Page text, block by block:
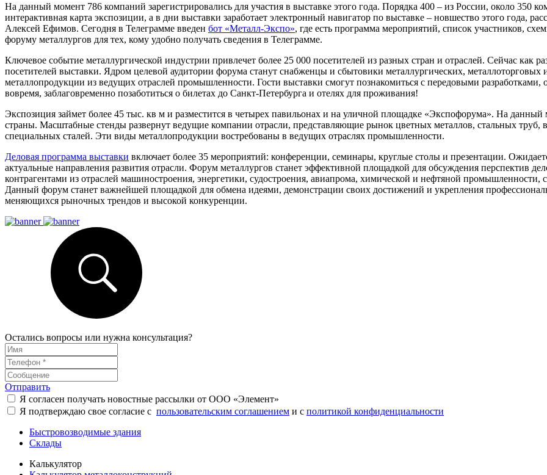
На данный момент 786 компаний зарегистрировались для участия в выставке этого года. Порядка 400 – из России, около 350
интерактивная карта экспозиции, а в дни выставки заработает электронный навигатор по выставке – новшество этого года,
Алексей Ефимов. Сегодня в Телеграмме введен бот «Металл-Экспо», где есть программа мероприятий, список участников,
форуму металлургов для тех, кому удобно получать сведения в Телеграмме.
Ключевое событие металлургической индустрии привлечет более 25 000 посетителей из разных стран и отраслей. Сейчас как
посетителей выставки. Ядром целевой аудитории форума станут снабженцы и сбытовики металлургических,
металлопродукции из ведущих отраслей промышленности. Гости выставки смогут познакомиться с передовыми разработками,
вовремя, заблаговременно позаботиться о билетах до Санкт-Петербурга и отелях для проживания!
Экспозиция займет более 45 тыс. кв м и разместится в четырех павильонах и на уличной площадке «Экспофорума». На
страны. Масштабные стенды развернут ведущие компании отрасли, представляющие рынок цветных металлов, стальных
специальных сталей. Эти виды металлопродукции востребованы в ведущих отраслях промышленности.
Деловая программа выставки включает более 35 мероприятий: конференции, семинары, круглые столы и презентации.
актуальные направления развития отрасли. Форум металлургов станет эффективной площадкой для обсуждения перспектив
контрагентами из отраслей машиностроения, энергетики, судостроения, авиапрома, химической и нефтяной
Данный форум станет важнейшей площадкой для обмена идеями, демонстрации своих достижений и укрепления
меняющихся рыночных трендов и высокой конкуренции.
Остались вопросы или нужна консультация?
Отправить
Я согласен получать новостные рассылки от ООО «Элемент»
Я подтверждаю свое согласие с пользовательским соглашением и с политикой конфиденциальности
Быстровозводимые здания
Склады
Калькулятор